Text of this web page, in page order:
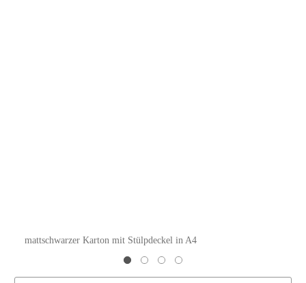
mattschwarzer Karton mit Stülpdeckel in A4